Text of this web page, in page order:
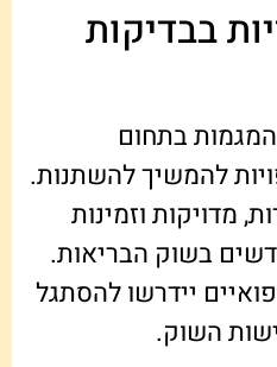
בבדיקות
בתחום
להמשיך להשתנות.
מדויקות וזמינות
בשוק הבריאות.
יידרשו להסתגל
השוק.